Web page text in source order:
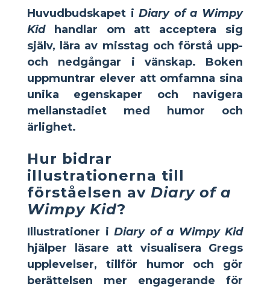
Huvudbudskapet iDiary of a Wimpy
Kidhandlar om att acceptera sig
själv, lära av misstag och förstå upp-
och nedgångar i vänskap. Boken
uppmuntrar elever att omfamna sina
unika egenskaper och navigera
mellanstadiet med humor och
ärlighet.
Hur bidrar
illustrationerna till
förståelsen av Diary of a
Wimpy Kid?
Illustrationer i Diary of a Wimpy Kid
hjälper läsare att visualisera Gregs
upplevelser, tillför humor och gör
berättelsen mer engagerande för